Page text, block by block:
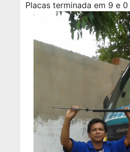
Placas terminada em 9 e